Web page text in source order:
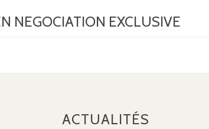
NEGOCIATION EXCLUSIVE
ACTUALITÉS